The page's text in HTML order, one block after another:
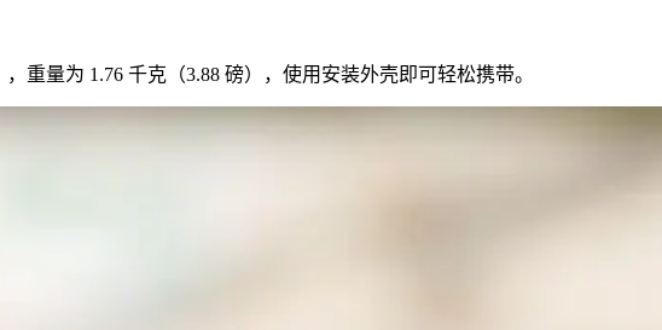
重量为 1.76 千克（3.88 磅），使用安装外壳即可轻松携带。